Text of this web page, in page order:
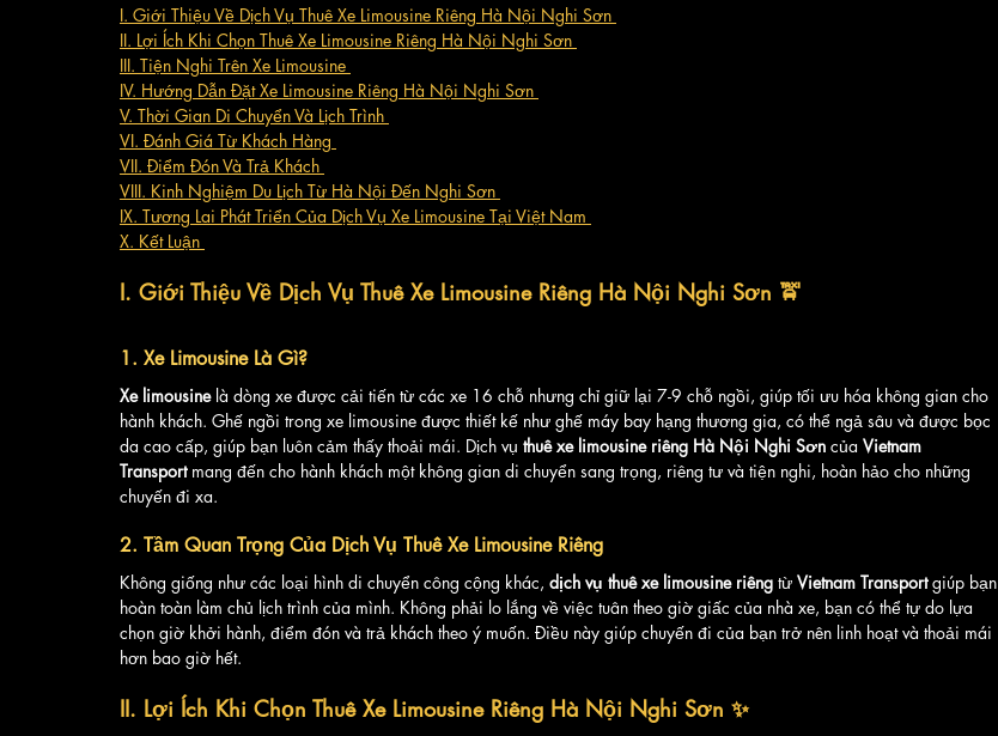
I. Giới Thiệu Về Dịch Vụ Thuê Xe Limousine Riêng Hà Nội Nghi Sơn
II. Lợi Ích Khi Chọn Thuê Xe Limousine Riêng Hà Nội Nghi Sơn
III. Tiện Nghi Trên Xe Limousine
IV. Hướng Dẫn Đặt Xe Limousine Riêng Hà Nội Nghi Sơn
V. Thời Gian Di Chuyển Và Lịch Trình
VI. Đánh Giá Từ Khách Hàng
VII. Điểm Đón Và Trả Khách
VIII. Kinh Nghiệm Du Lịch Từ Hà Nội Đến Nghi Sơn
IX. Tương Lai Phát Triển Của Dịch Vụ Xe Limousine Tại Việt Nam
X. Kết Luận
I. Giới Thiệu Về Dịch Vụ Thuê Xe Limousine Riêng Hà Nội Nghi Sơn 🚖
1. Xe Limousine Là Gì?
Xe limousine là dòng xe được cải tiến từ các xe 16 chỗ nhưng chỉ giữ lại 7-9 chỗ ngồi, giúp tối ưu hóa không gian cho
hành khách. Ghế ngồi trong xe limousine được thiết kế như ghế máy bay hạng thương gia, có thể ngả sâu và được bọc
da cao cấp, giúp bạn luôn cảm thấy thoải mái. Dịch vụ thuê xe limousine riêng Hà Nội Nghi Sơn của Vietnam
Transport mang đến cho hành khách một không gian di chuyển sang trọng, riêng tư và tiện nghi, hoàn hảo cho những
chuyến đi xa.
2. Tầm Quan Trọng Của Dịch Vụ Thuê Xe Limousine Riêng
Không giống như các loại hình di chuyển công cộng khác, dịch vụ thuê xe limousine riêng từ Vietnam Transport giúp bạn
hoàn toàn làm chủ lịch trình của mình. Không phải lo lắng về việc tuân theo giờ giấc của nhà xe, bạn có thể tự do lựa
chọn giờ khởi hành, điểm đón và trả khách theo ý muốn. Điều này giúp chuyến đi của bạn trở nên linh hoạt và thoải mái
hơn bao giờ hết.
II. Lợi Ích Khi Chọn Thuê Xe Limousine Riêng Hà Nội Nghi Sơn ✨